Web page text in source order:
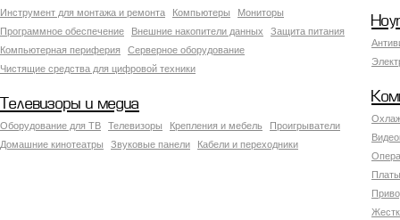
Инструмент для монтажа и ремонта Компьютеры
Мониторы
Программное обеспечение
Внешние накопители данных
Защита питания
Компьютерная периферия
Серверное оборудование
Чистящие средства для цифровой техники
Телевизоры и медиа
Оборудование для ТВ Телевизоры Крепления и мебель
Проигрыватели
Домашние кинотеатры
Звуковые панели Кабели и переходники